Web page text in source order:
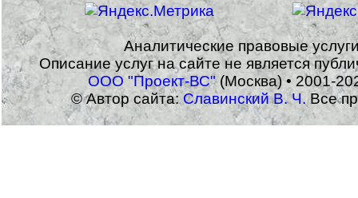
Аналитические правовые
Описание услуг на сайте не является
ООО "Проект-ВС"(Москва) • 2001-
© Автор сайта:Славинский В. Ч.Все